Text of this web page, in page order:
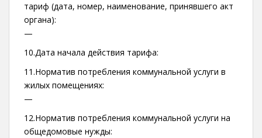
тариф (дата, номер, наименование, принявшего акт
органа):
—
10.Дата начала действия тарифа:
11.Норматив потребления коммунальной услуги в
жилых помещениях:
—
12.Норматив потребления коммунальной услуги на
общедомовые нужды: